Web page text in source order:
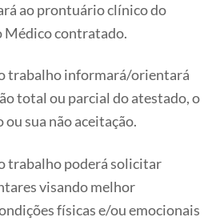
ao prontuário clínico do
Médico contratado.
trabalho informará/orientará
total ou parcial do atestado, o
sua não aceitação.
trabalho poderá solicitar
visando melhor
físicas e/ou emocionais